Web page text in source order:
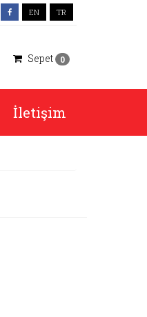
TR
EN
Sepet 0
İletişim